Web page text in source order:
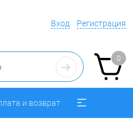
Вход Регистрация
0
и возврат